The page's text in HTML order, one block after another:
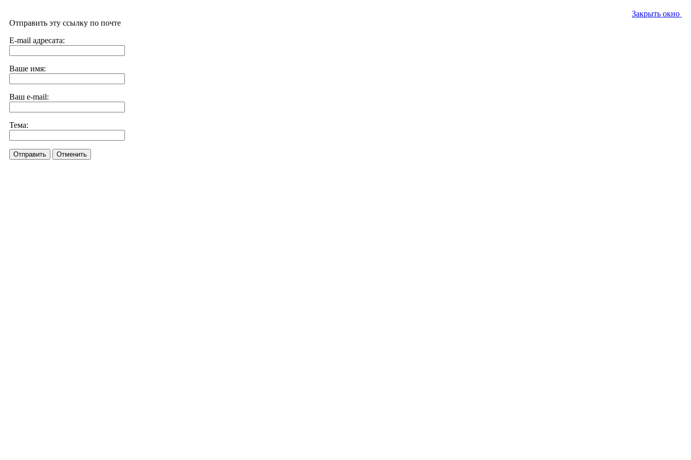
Закрыть окно
Отправить эту ссылку по почте
E-mail адресата:
Ваше имя:
Ваш e-mail:
Тема:
Отправить Отменить